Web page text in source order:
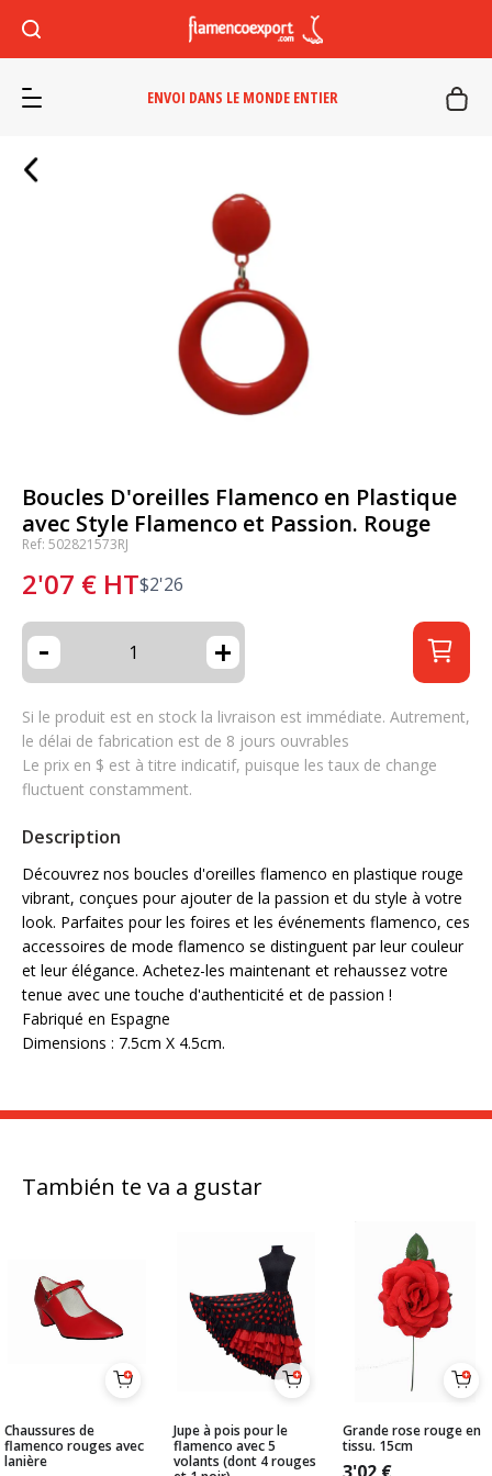
ENVOI DANS LE MONDE ENTIER
Boucles D'oreilles Flamenco en Plastique
avec Style Flamenco et Passion. Rouge
Ref: 502821573RJ
2'07 € HT$2'26
- +
Si le produit est en stock la livraison est immédiate. Autrement,
le délai de fabrication est de 8 jours ouvrables
Le prix en $ est à titre indicatif, puisque les taux de change
fluctuent constamment.
Description
Découvrez nos boucles d'oreilles flamenco en plastique rouge
vibrant, conçues pour ajouter de la passion et du style à votre
look. Parfaites pour les foires et les événements flamenco, ces
accessoires de mode flamenco se distinguent par leur couleur
et leur élégance. Achetez-les maintenant et rehaussez votre
tenue avec une touche d'authenticité et de passion !
Fabriqué en Espagne
Dimensions : 7.5cm X 4.5cm.
También te va a gustar
Chaussures de
flamenco rouges avec
lanière
Jupe à pois pour le
flamenco avec 5
volants (dont 4 rouges
Grande rose rouge en
tissu. 15cm